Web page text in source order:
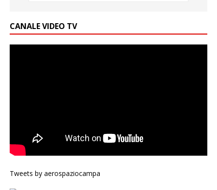
CANALE VIDEO TV
Tweets by aerospaziocampa